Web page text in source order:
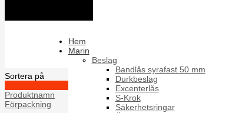
Hem
Marin
Beslag
Bandlås syrafast 50 mm
Durkbeslag
Excenterlås
S-Krok
Säkerhetsringar
Bricka PB för NFE 25-514 WS9245 i A2 och A4 typ z
Sortera på
Produktnamn
Förpackning